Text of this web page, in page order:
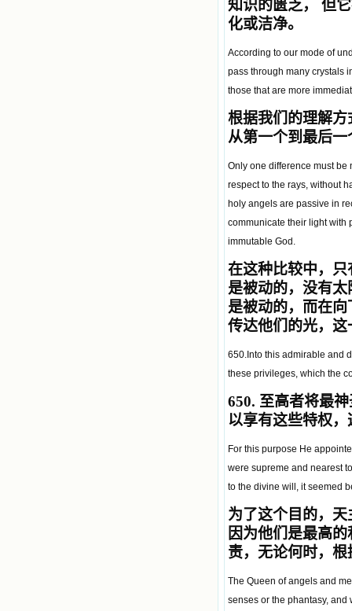
知识的匮乏， 但
化或洁净。
According to our mode of
pass through many crystals
those that are more
根据我们的理解
从第一个到最后
Only one difference must be
respect to the rays, without
holy angels are passive in
communicate their light with
immutable God.
在这种比较中，
是被动的，没有
是被动的，而在
传达他们的光，
650.Into this admirable and
these privileges, which the
650. 至高者将最
以享有这些特权
For this purpose He
were supreme and nearest
to the divine will, it seemed
为了这个目的，
因为他们是最高
责，无论何时，
The Queen of angels and
senses or the phantasy, and